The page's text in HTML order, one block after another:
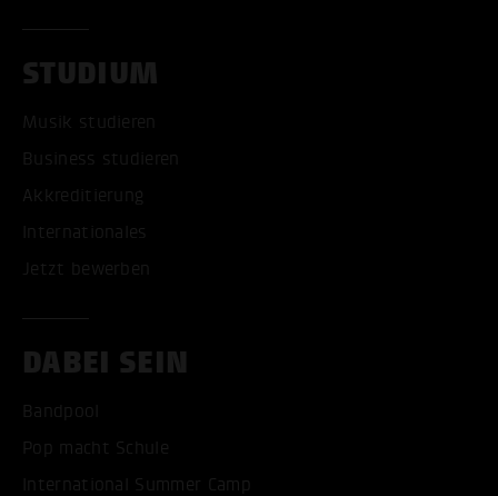
STUDIUM
Musik studieren
Business studieren
Akkreditierung
Internationales
Jetzt bewerben
DABEI SEIN
Bandpool
Pop macht Schule
International Summer Camp